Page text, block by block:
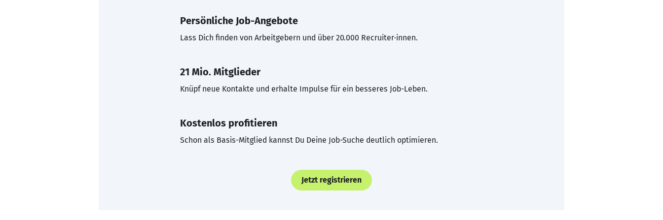
Persönliche Job-Angebote
Lass Dich finden von Arbeitgebern und über 20.000 Recruiter·innen.
21 Mio. Mitglieder
Knüpf neue Kontakte und erhalte Impulse für ein besseres Job-Leben.
Kostenlos profitieren
Schon als Basis-Mitglied kannst Du Deine Job-Suche deutlich optimieren.
Jetzt registrieren